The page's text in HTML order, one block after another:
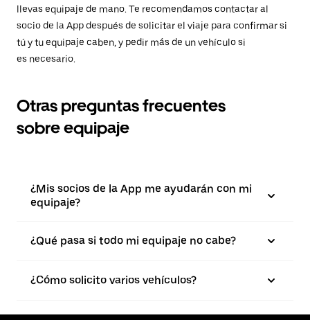
llevas equipaje de mano. Te recomendamos contactar al
socio de la App después de solicitar el viaje para confirmar si
tú y tu equipaje caben, y pedir más de un vehículo si
es necesario.
Otras preguntas frecuentes
sobre equipaje
¿Mis socios de la App me ayudarán con mi
equipaje?
¿Qué pasa si todo mi equipaje no cabe?
¿Cómo solicito varios vehículos?